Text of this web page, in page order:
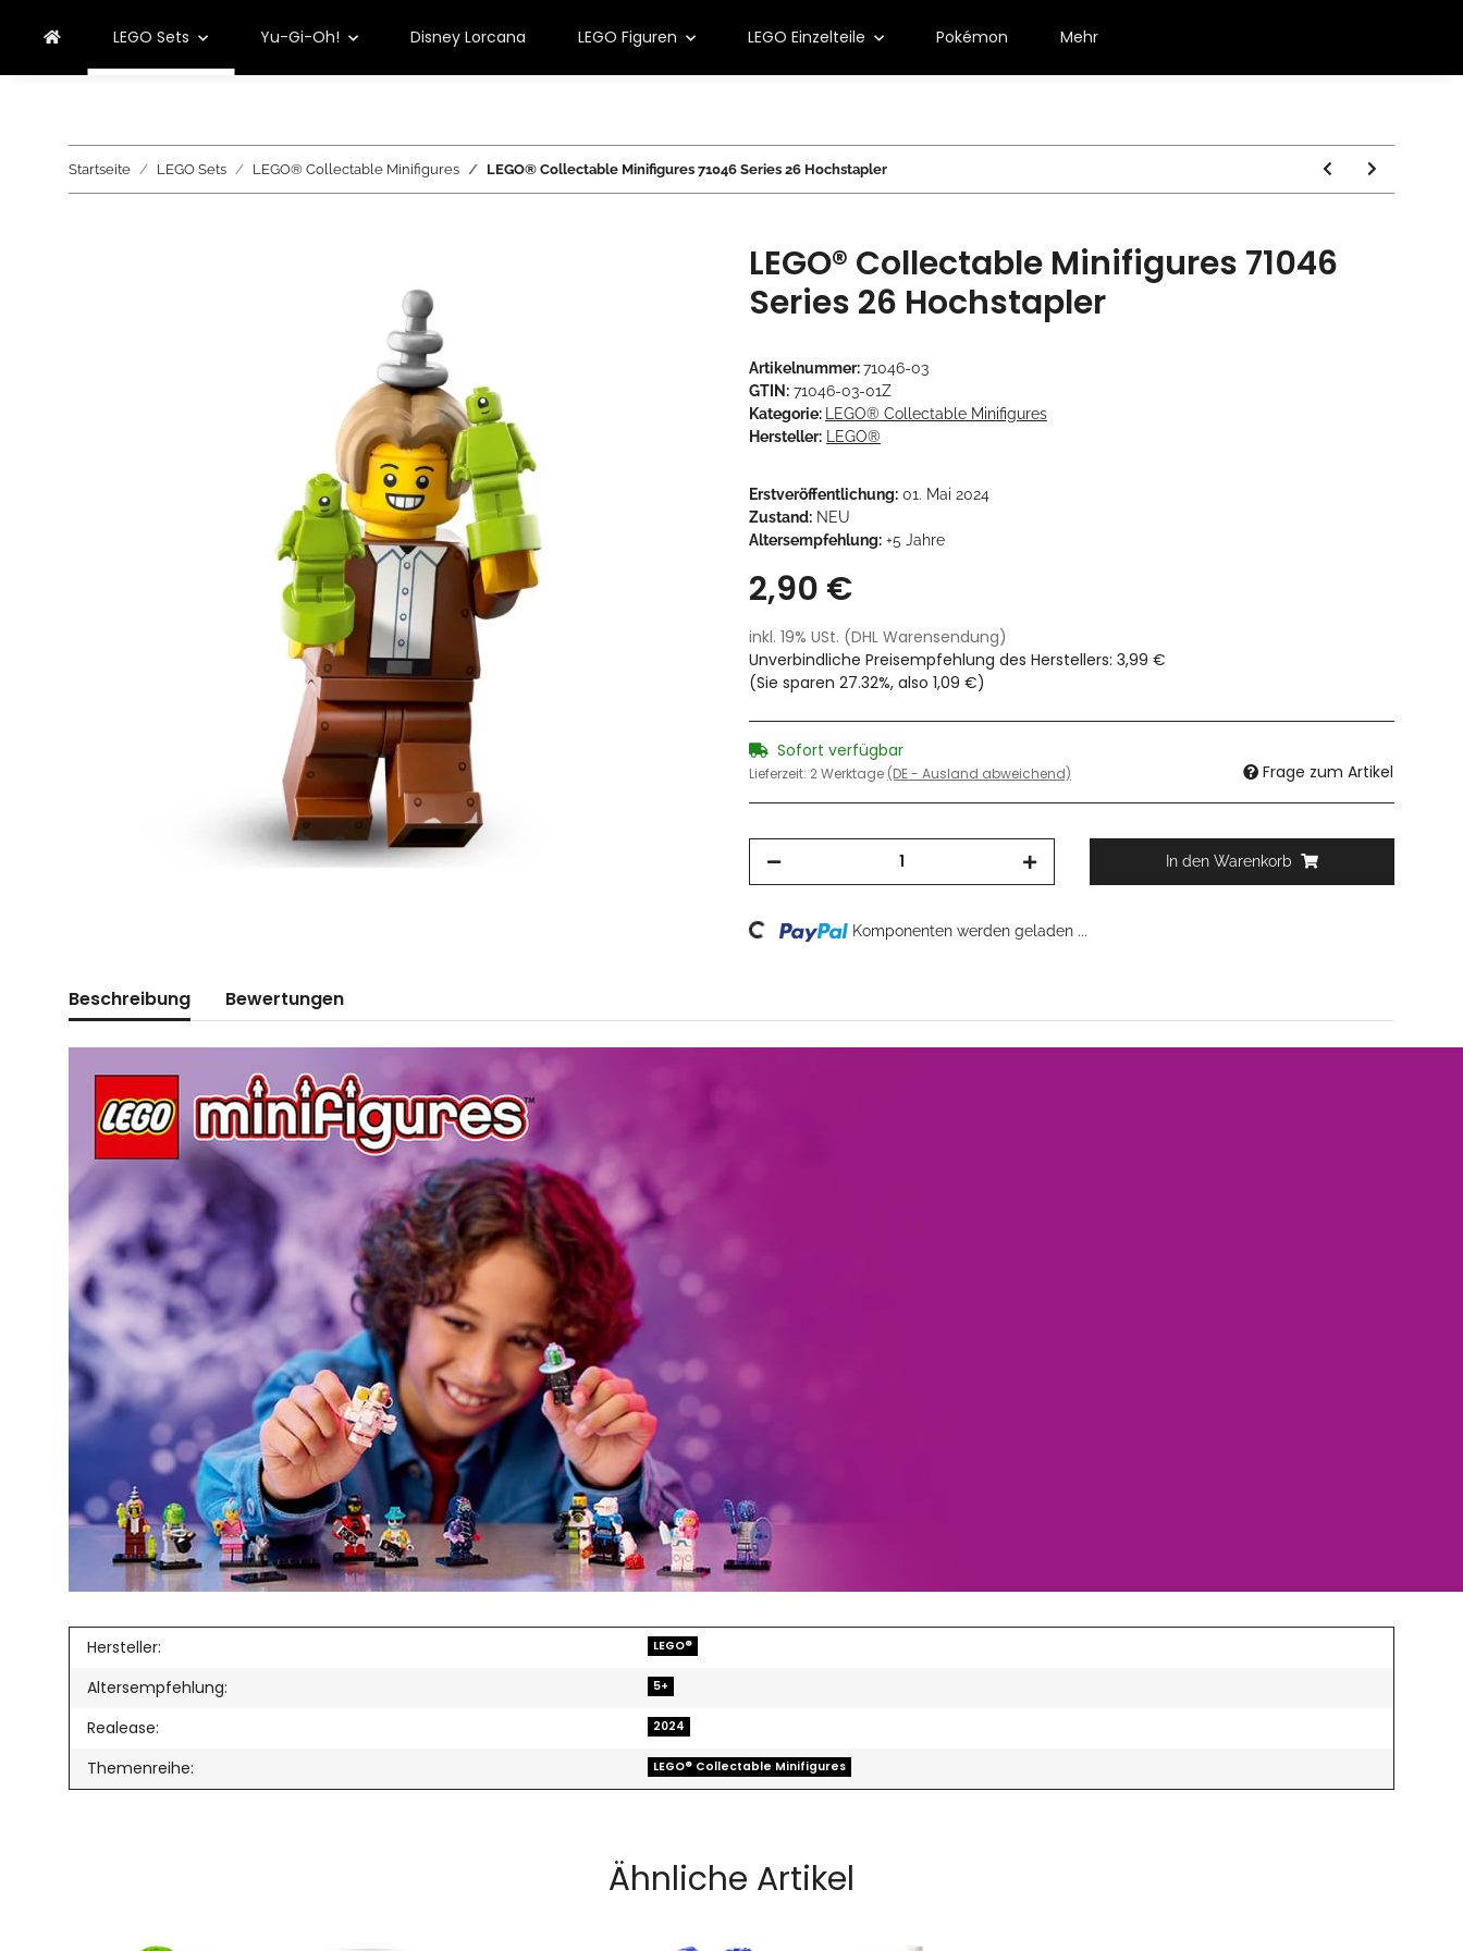
LEGO Sets Yu-Gi-Oh! Disney Lorcana LEGO Figuren LEGO Einzelteile Pokémon Mehr
Startseite LEGO Sets LEGO® Collectable Minifigures LEGO® Collectable Minifigures 71046 Series 26 Hochstapler
LEGO® Collectable Minifigures 71046
Series 26 Hochstapler
Artikelnummer:71046-03
GTIN: 71046-03-01Z
Kategorie: LEGO® Collectable Minifigures
Hersteller: LEGO®
Erstveröffentlichung: 01. Mai 2024
Zustand: NEU
Altersempfehlung: +5 Jahre
2,90 €
inkl. 19% USt. (DHL Warensendung)
Unverbindliche Preisempfehlung des Herstellers: 3,99 €
(Sie sparen 27.32%, also 1,09 €)
Sofort verfügbar
Lieferzeit: 2 Werktage (DE - Ausland abweichend) Frage zum Artikel
In den Warenkorb
Loading... Komponenten werden geladen ...
Beschreibung Bewertungen
Hersteller: LEGO®
Altersempfehlung: 5+
Realease: 2024
Themenreihe: LEGO® Collectable Minifigures
Ähnliche Artikel